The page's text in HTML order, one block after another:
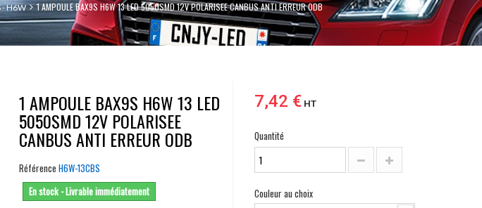
- H6W 1 AMPOULE BAX9S H6W 13 LED 5050SMD 12V POLARISEE CANBUS ANTI ERREUR ODB
1 AMPOULE BAX9S H6W 13 LED
5050SMD 12V POLARISEE
CANBUS ANTI ERREUR ODB
Référence H6W-13CBS
En stock - Livrable immédiatement
7,42 €HT
Quantité
Couleur au choix